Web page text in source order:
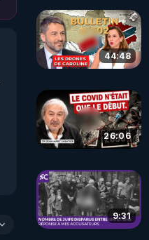
44:48
26:06
9:31